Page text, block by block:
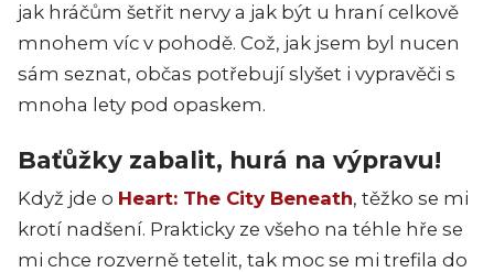
jak hráčům šetřit nervy a jak být u hraní celkově
mnohem víc v pohodě. Což, jak jsem byl nucen
sám seznat, občas potřebují slyšet i vypravěči s
mnoha lety pod opaskem.
Baťůžky zabalit, hurá na výpravu!
Když jde o Heart: The City Beneath, těžko se mi
krotí nadšení. Prakticky ze všeho na téhle hře se
mi chce rozverně tetelit, tak moc se mi trefila do